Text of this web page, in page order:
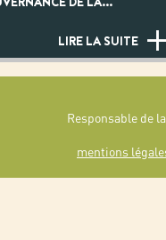
LIRE LA SUITE
Responsable de
mentions